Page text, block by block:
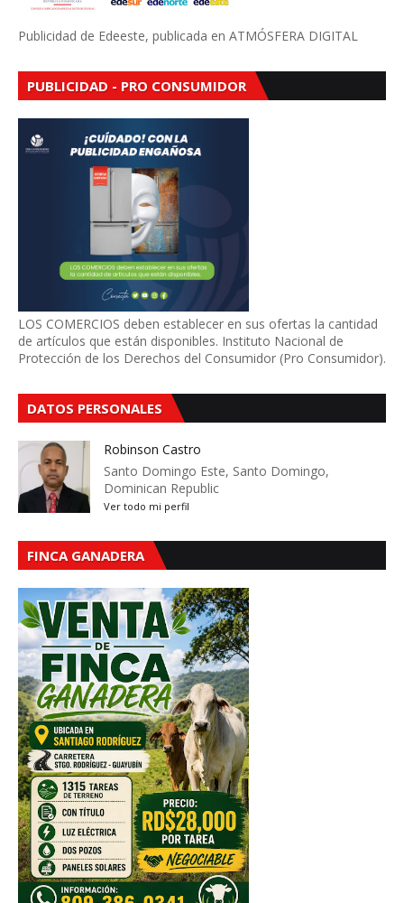
Publicidad de Edeeste, publicada en ATMÓSFERA DIGITAL
PUBLICIDAD - PRO CONSUMIDOR
LOS COMERCIOS deben establecer en sus ofertas la cantidad
de artículos que están disponibles. Instituto Nacional de
Protección de los Derechos del Consumidor (Pro Consumidor).
DATOS PERSONALES
Robinson Castro
Santo Domingo Este, Santo Domingo,
Dominican Republic
Ver todo mi perfil
FINCA GANADERA